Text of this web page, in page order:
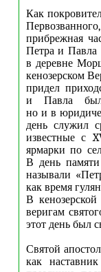
Как
прибрежная
Петра и
в деревне
кенозерском
придел
и Павла был
но и в
день служил
известные с
ярмарки по
В день памяти
называли
как время
В
веригам
этот день был
Святой
как